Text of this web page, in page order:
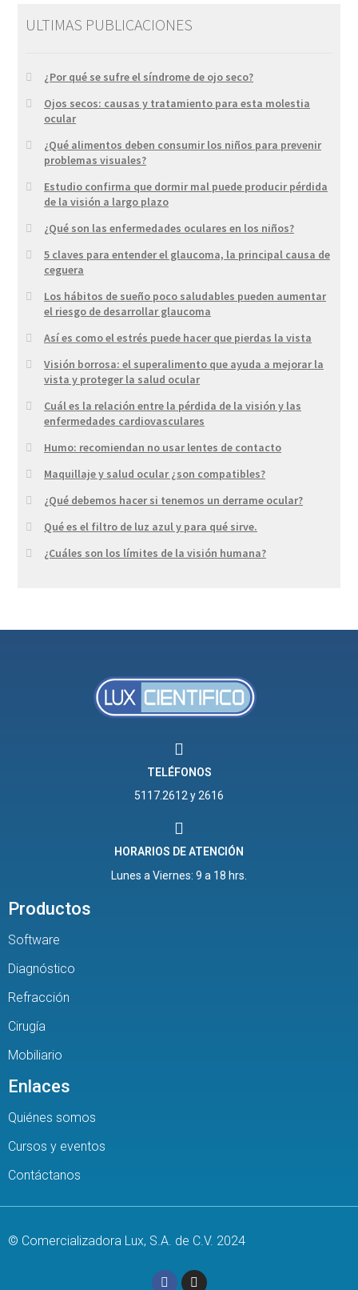
ULTIMAS PUBLICACIONES
¿Por qué se sufre el síndrome de ojo seco?
Ojos secos: causas y tratamiento para esta molestia
ocular
¿Qué alimentos deben consumir los niños para prevenir
problemas visuales?
Estudio confirma que dormir mal puede producir pérdida
de la visión a largo plazo
¿Qué son las enfermedades oculares en los niños?
5 claves para entender el glaucoma, la principal causa de
ceguera
Los hábitos de sueño poco saludables pueden aumentar
el riesgo de desarrollar glaucoma
Así es como el estrés puede hacer que pierdas la vista
Visión borrosa: el superalimento que ayuda a mejorar la
vista y proteger la salud ocular
Cuál es la relación entre la pérdida de la visión y las
enfermedades cardiovasculares
Humo: recomiendan no usar lentes de contacto
Maquillaje y salud ocular ¿son compatibles?
¿Qué debemos hacer si tenemos un derrame ocular?
Qué es el filtro de luz azul y para qué sirve.
¿Cuáles son los límites de la visión humana?
TELÉFONOS
5117.2612 y 2616
HORARIOS DE ATENCIÓN
Lunes a Viernes: 9 a 18 hrs.
Productos
Software
Diagnóstico
Refracción
Cirugía
Mobiliario
Enlaces
Quiénes somos
Cursos y eventos
Contáctanos
© Comercializadora Lux, S.A. de C.V. 2024